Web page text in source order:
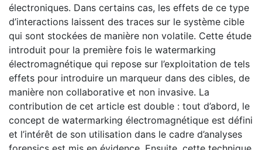
électroniques. Dans certains cas, les effets de ce type
d’interactions laissent des traces sur le système cible
qui sont stockées de manière non volatile. Cette étude
introduit pour la première fois le watermarking
électromagnétique qui repose sur l’exploitation de tels
effets pour introduire un marqueur dans des cibles, de
manière non collaborative et non invasive. La
contribution de cet article est double : tout d’abord, le
concept de watermarking électromagnétique est défini
et l’intérêt de son utilisation dans le cadre d’analyses